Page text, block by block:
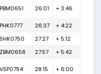
PBM0651 26:01 + 3:46
PHK0777 26:37
+ 4:22
SHK0750 27:27
+ 5:12
ZBM0658 27:57 + 5:42
VSP0754 28:15 + 6:00